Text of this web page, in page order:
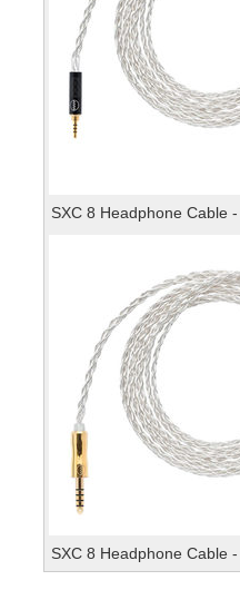
SXC 8 Headphone Cable
SXC 8 Headphone Cable